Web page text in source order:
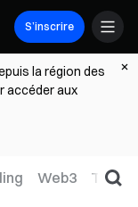
S’inscrire
la région des
accéder aux
Web3 TradFi